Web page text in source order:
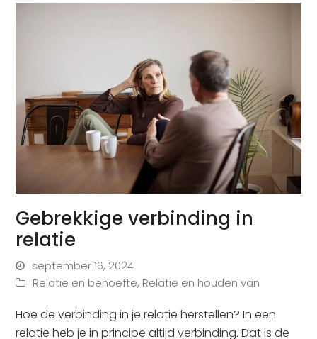
Gebrekkige verbinding in
relatie
september 16, 2024
Relatie en behoefte, Relatie en houden van
Hoe de verbinding in je relatie herstellen? In een
relatie heb je in principe altijd verbinding. Dat is de